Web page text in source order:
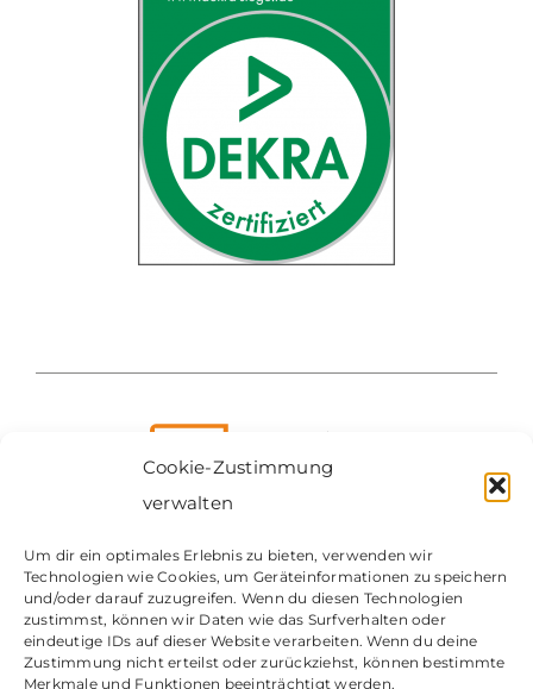
Cookie-Zustimmung
verwalten
Um dir ein optimales Erlebnis zu bieten, verwenden wir
Technologien wie Cookies, um Geräteinformationen zu speichern
und/oder darauf zuzugreifen. Wenn du diesen Technologien
zustimmst, können wir Daten wie das Surfverhalten oder
eindeutige IDs auf dieser Website verarbeiten. Wenn du deine
Zustimmung nicht erteilst oder zurückziehst, können bestimmte
Merkmale und Funktionen beeinträchtigt werden.
Kontakt
Impressum
Datenschutz